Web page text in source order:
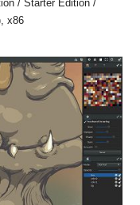
/ Starter Edition /
x86